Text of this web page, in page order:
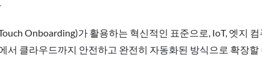
Onboarding)가 활용하는 혁신적인 표준으로, IoT, 엣지
서 클라우드까지 안전하고 완전히 자동화된 방식으로 확장